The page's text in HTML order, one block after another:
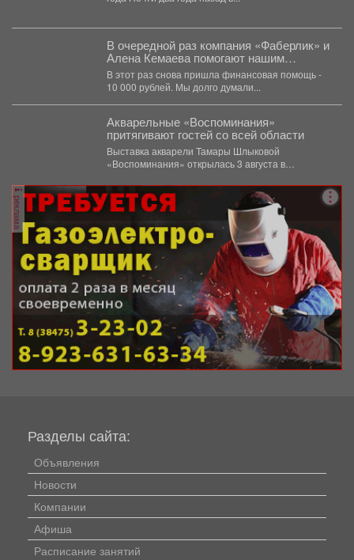
В очередной раз компания «Фаберлик» и
Алена Кемаева помогают нашим
хвостикам!
В этот раз снова пришла финансовая помощь -
10 000 рублей. Мы долго думали...
Акварельные «Воспоминания»
притягивают гостей со всей области
Выставка акварели Тамары Шлыковой
«Воспоминания» открылась 3 августа в
реклама
Разделы сайта:
Объявления
Новости
Компании
Афиша
Расписание занятий